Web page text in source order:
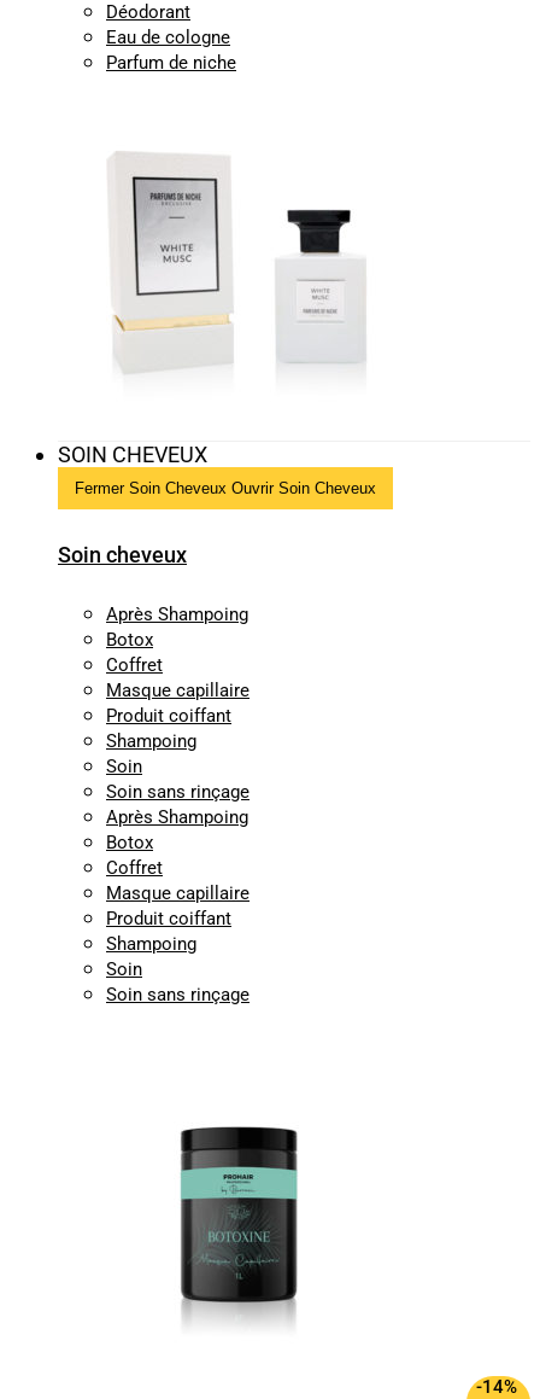
Déodorant
Eau de cologne
Parfum de niche
SOIN CHEVEUX
Fermer Soin Cheveux Ouvrir Soin Cheveux
Soin cheveux
Après Shampoing
Botox
Coffret
Masque capillaire
Produit coiffant
Shampoing
Soin
Soin sans rinçage
Après Shampoing
Botox
Coffret
Masque capillaire
Produit coiffant
Shampoing
Soin
Soin sans rinçage
-14%